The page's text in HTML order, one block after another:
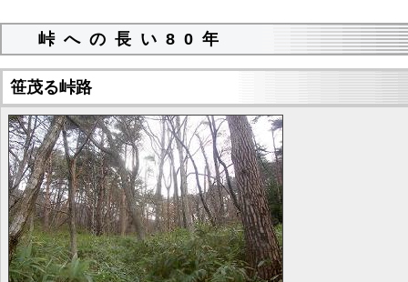
峠への長い80年
笹茂る峠路